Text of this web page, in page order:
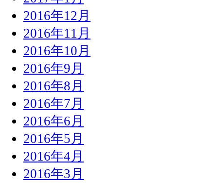
2016年12月
2016年11月
2016年10月
2016年9月
2016年8月
2016年7月
2016年6月
2016年5月
2016年4月
2016年3月